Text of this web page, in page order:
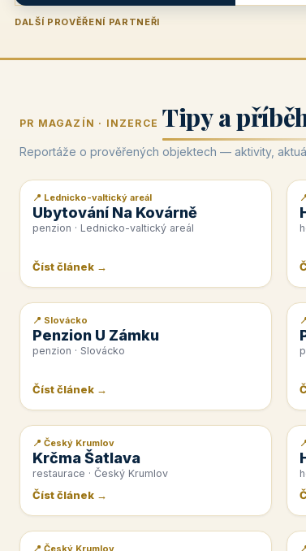
DALŠÍ PROVĚŘENÍ PARTNEŘI
Penzion U Zámku Pension Faber
PR MAGAZÍN · INZERCE Tipy a
Reportáže o prověřených objektech — aktivity,
📰 PR článek
📍 Lednicko-valtický areál
Ubytování Na Kovárně
penzion · Lednicko-valtický areál
Číst článek →
📰 PR článek
📍 Slovácko
Penzion U Zámku
penzion · Slovácko
Číst článek →
📰 PR článek
📍 Český Krumlov
Krčma Šatlava
restaurace · Český Krumlov
Číst článek →
📰 PR článek
📍 Český Krumlov